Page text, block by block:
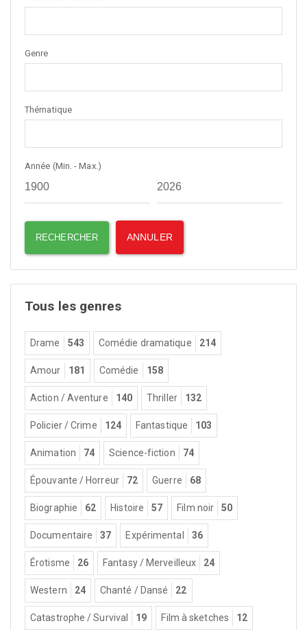
Genre
Thématique
Année (Min. - Max.)
Tous les genres
Drame 543 Comédie dramatique 214
Amour 181 Comédie 158
Action / Aventure 140 Thriller 132
Policier / Crime 124 Fantastique 103
Animation 74 Science-fiction 74
Épouvante / Horreur 72 Guerre 68
Biographie 62 Histoire 57 Film noir 50
Documentaire 37 Expérimental 36
Érotisme 26 Fantasy / Merveilleux 24
Western 24 Chanté / Dansé 22
Catastrophe / Survival 19 Film à sketches 12